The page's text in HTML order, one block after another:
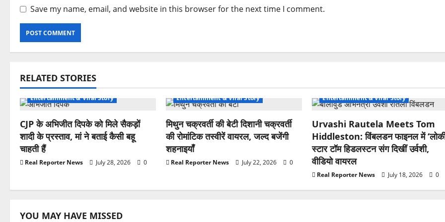
Save my name, email, and website in this browser for the next time I comment.
RELATED STORIES
Entertainment & Viral Story
CJP के अभिजीत दिपके को मिले सैकड़ों
शादी के प्रस्ताव, मां ने बताई कैसी बहू
चाहती हैं
Real Reporter News July 28, 2026 0
Entertainment & Viral Story
मिथुन चक्रवर्ती की बेटी दिशानी चक्रवर्ती
की रोमांटिक तस्वीरें वायरल, जल्द बजेंगी
शहनाइयाँ
Real Reporter News July 22, 2026 0
Entertainment & Viral Story
Urvashi Rautela Meets Tom
Hiddleston: विंबलडन फाइनल में
स्टार टॉम हिडलस्टन संग दिखीं उर्वशी,
वीडियो वायरल
Real Reporter News July 18, 2026 0
YOU MAY HAVE MISSED